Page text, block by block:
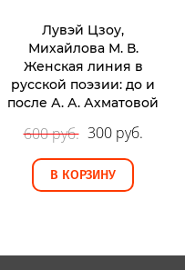
Лувэй Цзоу,
Михайлова М. В.
Женская линия в
русской поэзии: до и
после А. А. Ахматовой
600 руб. 300 руб.
В КОРЗИНУ